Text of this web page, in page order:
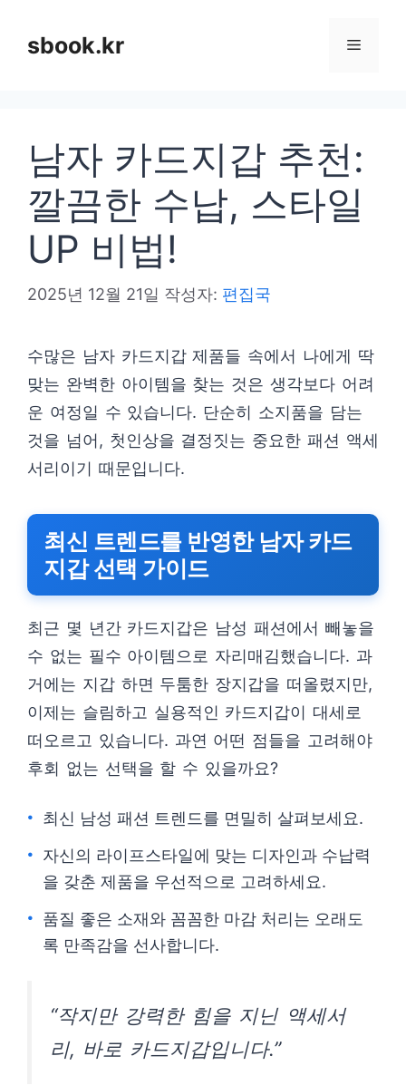
sbook.kr 메
남자 카드지갑 추천:
깔끔한 수납, 스타일
UP 비법!
2025년 12월 21일 작성자: 편집국
수많은 남자 카드지갑 제품들 속에서 나에게 딱
맞는 완벽한 아이템을 찾는 것은 생각보다 어려
운 여정일 수 있습니다. 단순히 소지품을 담는
것을 넘어, 첫인상을 결정짓는 중요한 패션 액세
서리이기 때문입니다.
최신 트렌드를 반영한 남자 카드
지갑 선택 가이드
최근 몇 년간 카드지갑은 남성 패션에서 빼놓을
수 없는 필수 아이템으로 자리매김했습니다. 과
거에는 지갑 하면 두툼한 장지갑을 떠올렸지만,
이제는 슬림하고 실용적인 카드지갑이 대세로
떠오르고 있습니다. 과연 어떤 점들을 고려해야
후회 없는 선택을 할 수 있을까요?
최신 남성 패션 트렌드를 면밀히 살펴보세요.
자신의 라이프스타일에 맞는 디자인과 수납력
을 갖춘 제품을 우선적으로 고려하세요.
품질 좋은 소재와 꼼꼼한 마감 처리는 오래도
록 만족감을 선사합니다.
“작지만 강력한 힘을 지닌 액세서
리, 바로 카드지갑입니다.”